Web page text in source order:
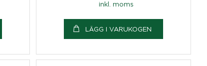
inkl. moms
LÄGG I VARUKOGEN